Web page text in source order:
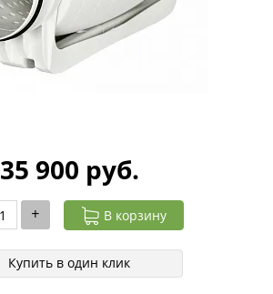
35 900 руб.
+ В корзину
Купить в один клик